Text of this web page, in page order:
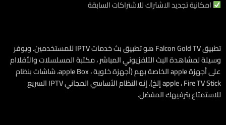
امكانية تجديد الاشتراك للاشتراكات السابقة
تطبيق Falcon Gold TV هو تطبيق بث خدمات IPTV للمستخدمين. ويوفر
وسيلة لمشاهدة البث التلفزيوني المباشر ، مكتبة المسلسلات والأفلاام
على أجهزة apple الخاصة بهم (أجهزة خلوية ، apple Box، شاشات بنظام
apple ، Fire TV Stick إلخ). إنه النظام الأساسي المجاني IPTV السريع
للاستمتاع بترفيهك المفضل.